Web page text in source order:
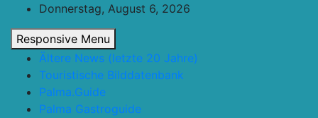
content
Donnerstag, August 6, 2026
Responsive Menu
Ältere News (letzte 20 Jahre)
Touristische Bilddatenbank
Palma.Guide
Palma Gastroguide